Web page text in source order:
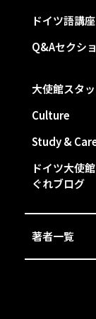
ドイツ語講座
Q&Aセクシ
大使館スタ
Culture
Study &
ドイツ大使
ぐれブログ
著者一覧